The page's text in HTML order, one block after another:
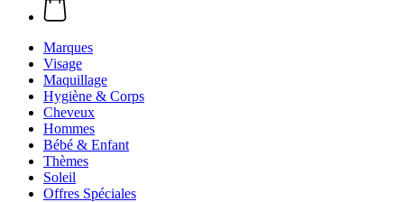
Marques
Visage
Maquillage
Hygiène & Corps
Cheveux
Hommes
Bébé & Enfant
Thèmes
Soleil
Offres Spéciales